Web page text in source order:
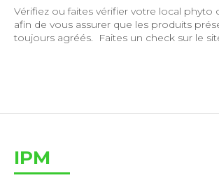
Vérifiez ou faites vérifier votre local phyto
afin de vous assurer que les produits
toujours agréés. Faites un check sur le
IPM